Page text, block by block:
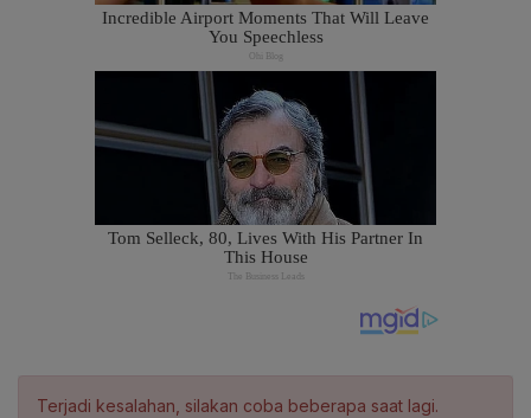
Terjadi kesalahan, silakan coba beberapa saat lagi.